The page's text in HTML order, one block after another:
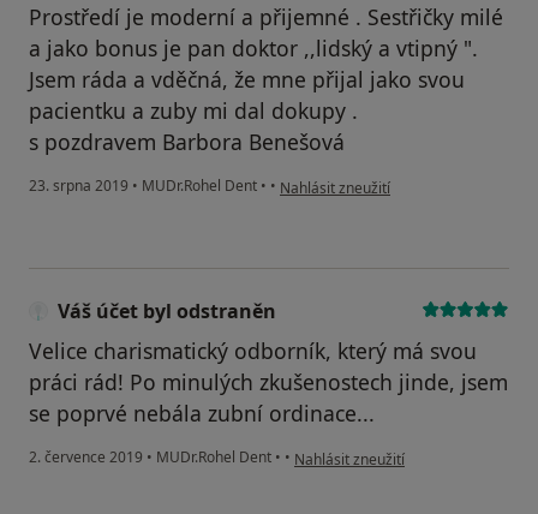
Prostředí je moderní a přijemné . Sestřičky milé
a jako bonus je pan doktor ,,lidský a vtipný ".
Jsem ráda a vděčná, že mne přijal jako svou
pacientku a zuby mi dal dokupy .
s pozdravem Barbora Benešová
23. srpna 2019 • MUDr.Rohel Dent • • podle názoru uživatele Mango
Nahlásit zneužití
Váš účet byl odstraněn
Velice charismatický odborník, který má svou
práci rád! Po minulých zkušenostech jinde, jsem
se poprvé nebála zubní ordinace...
2. července 2019 • MUDr.Rohel Dent • • podle názoru uživatele Váš účet byl
Nahlásit zneužití